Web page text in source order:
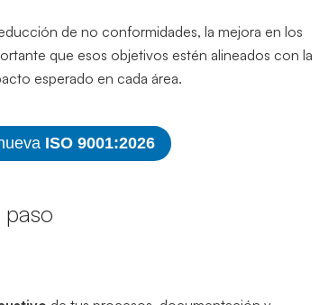
de no conformidades, la mejora en los
que esos objetivos estén alineados con la
esperado en cada área.
ISO 9001:2026